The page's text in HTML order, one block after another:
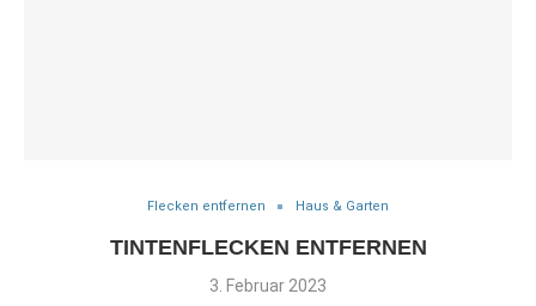
Flecken entfernen Haus & Garten
TINTENFLECKEN ENTFERNEN
3. Februar 2023